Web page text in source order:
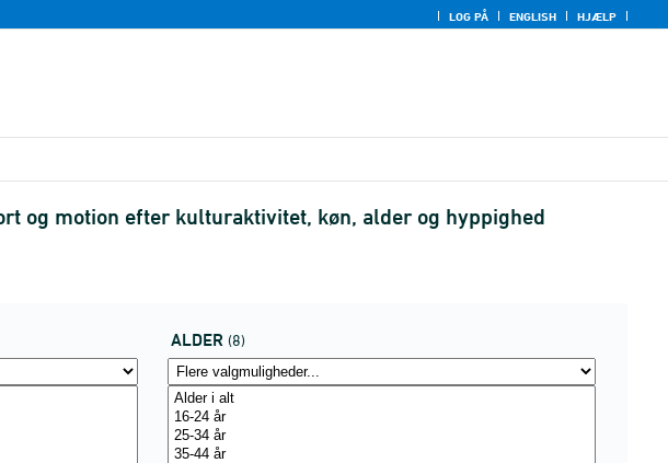
LOG PÅ ENGLISH HJÆLP
og motion efter kulturaktivitet, køn, alder og hyppighed
ALDER (8)